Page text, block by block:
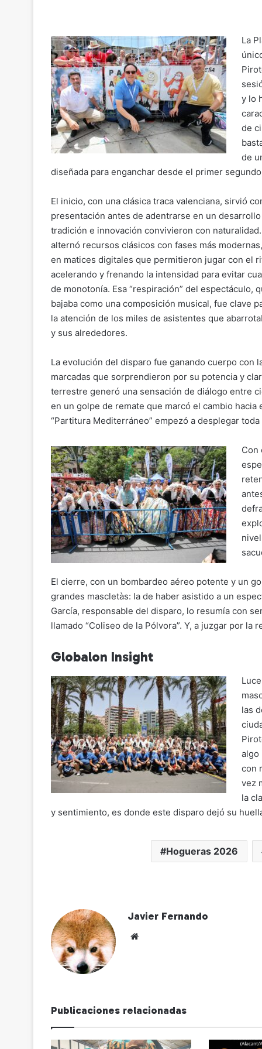
y
Li
n
k
l
e
b
o
o
k
s
A
p
p
gr
a
m
p
ar
tir
La
y lo
de
de
diseñada para enganchar desde el primer
El inicio, con una clásica traca valenciana, sirvió
presentación antes de adentrarse en un
tradición e innovación convivieron con
alternó recursos clásicos con fases más
en matices digitales que permitieron jugar con el
acelerando y frenando la intensidad para evitar
de monotonía. Esa “respiración” del espectáculo,
bajaba como una composición musical, fue clave
la atención de los miles de asistentes que
y sus alrededores.
La evolución del disparo fue ganando cuerpo con
marcadas que sorprendieron por su potencia y
terrestre generó una sensación de diálogo entre
en un golpe de remate que marcó el cambio
“Partitura Mediterráneo” empezó a desplegar
Con
El cierre, con un bombardeo aéreo potente y un
grandes mascletàs: la de haber asistido a un
García, responsable del disparo, lo resumía con
llamado “Coliseo de la Pólvora”. Y, a juzgar por la
Globalon Insight
las
algo
con
vez
la
y sentimiento, es donde este disparo dejó su
Hogueras 2026
Javier Fernando
Publicaciones relacionadas